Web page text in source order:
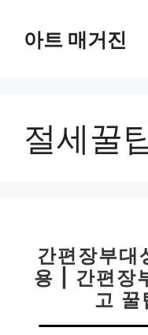
아트 매거진
절세꿀
간편장부대
용 | 간편장
고 꿀